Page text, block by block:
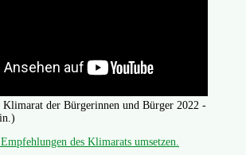
Klimarat der Bürgerinnen und Bürger 2022 -
des Klimarats umsetzen.